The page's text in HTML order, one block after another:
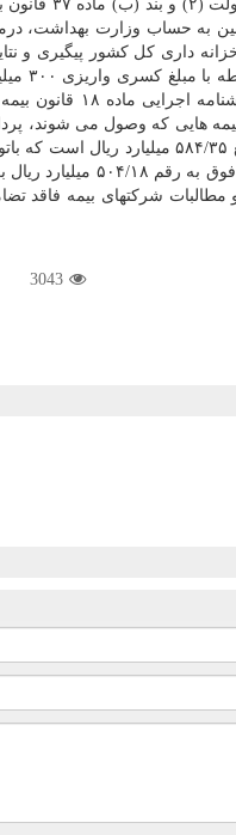
اجرای مفاد ماده ۳۰ قانون
سرنشین به حساب وزارت
داری کل کشور پیگیری و
ادواری به
بیمه در سال ۱۳۹۷ سهم وزارت بهداشت
هایی که وصول می شوند،
مطالبات از شرکت های بیمه داخلی، در سال مالی منتهی به۱۳۹۷/۱۲/۲۸ در
شرکت­های بیمه فاقد
3043